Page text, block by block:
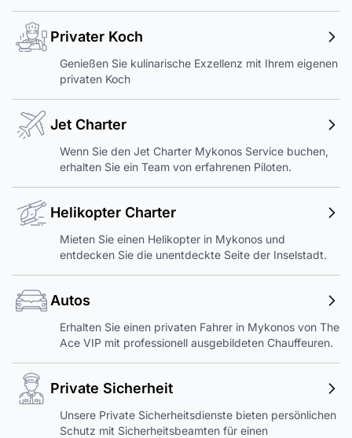
Privater Koch
Genießen Sie kulinarische Exzellenz mit Ihrem eigenen
privaten Koch
Jet Charter
Wenn Sie den Jet Charter Mykonos Service buchen,
erhalten Sie ein Team von erfahrenen Piloten.
Helikopter Charter
Mieten Sie einen Helikopter in Mykonos und
entdecken Sie die unentdeckte Seite der Inselstadt.
Autos
Erhalten Sie einen privaten Fahrer in Mykonos von The
Ace VIP mit professionell ausgebildeten Chauffeuren.
Private Sicherheit
Unsere Private Sicherheitsdienste bieten persönlichen
Schutz mit Sicherheitsbeamten für einen